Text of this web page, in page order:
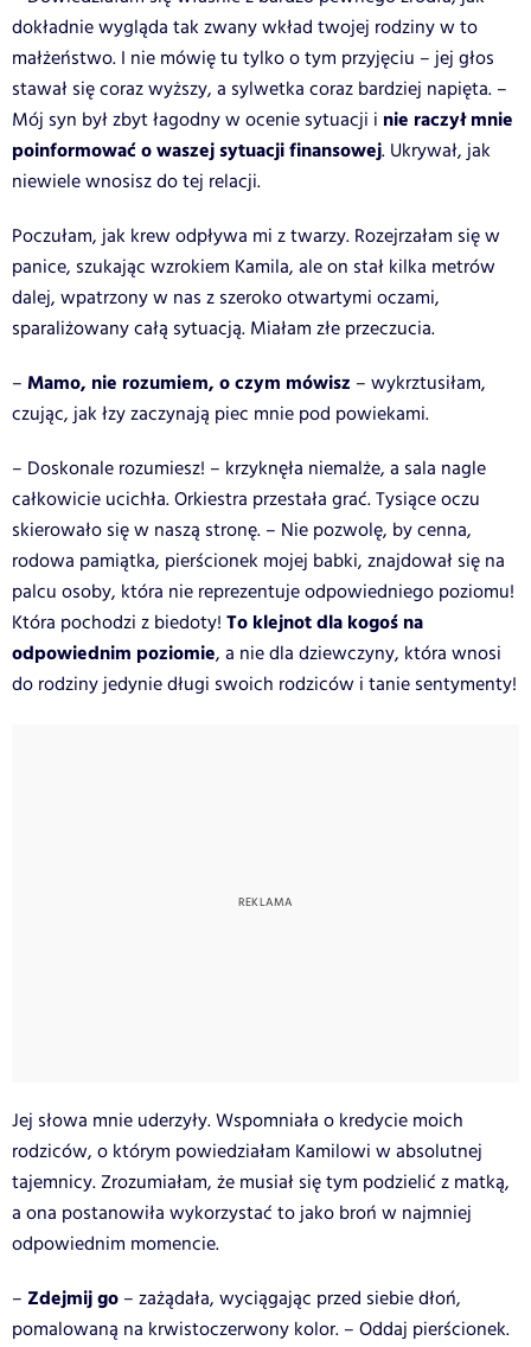
dokładnie wygląda tak zwany wkład twojej rodziny w to
małżeństwo. I nie mówię tu tylko o tym przyjęciu – jej głos
stawał się coraz wyższy, a sylwetka coraz bardziej napięta. –
Mój syn był zbyt łagodny w ocenie sytuacji i nie raczył mnie
poinformować o waszej sytuacji finansowej. Ukrywał, jak
niewiele wnosisz do tej relacji.
Poczułam, jak krew odpływa mi z twarzy. Rozejrzałam się w
panice, szukając wzrokiem Kamila, ale on stał kilka metrów
dalej, wpatrzony w nas z szeroko otwartymi oczami,
sparaliżowany całą sytuacją. Miałam złe przeczucia.
– Mamo, nie rozumiem, o czym mówisz – wykrztusiłam,
czując, jak łzy zaczynają piec mnie pod powiekami.
– Doskonale rozumiesz! – krzyknęła niemalże, a sala nagle
całkowicie ucichła. Orkiestra przestała grać. Tysiące oczu
skierowało się w naszą stronę. – Nie pozwolę, by cenna,
rodowa pamiątka, pierścionek mojej babki, znajdował się na
palcu osoby, która nie reprezentuje odpowiedniego poziomu!
Która pochodzi z biedoty! To klejnot dla kogoś na
odpowiednim poziomie, a nie dla dziewczyny, która wnosi
do rodziny jedynie długi swoich rodziców i tanie sentymenty!
Jej słowa mnie uderzyły. Wspomniała o kredycie moich
rodziców, o którym powiedziałam Kamilowi w absolutnej
tajemnicy. Zrozumiałam, że musiał się tym podzielić z matką,
a ona postanowiła wykorzystać to jako broń w najmniej
odpowiednim momencie.
– Zdejmij go – zażądała, wyciągając przed siebie dłoń,
pomalowaną na krwistoczerwony kolor. – Oddaj pierścionek.